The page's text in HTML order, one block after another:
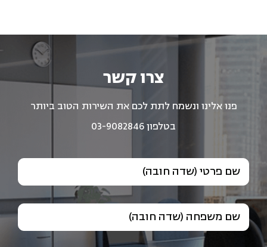
צרו קשר
פנו אלינו ונשמח לתת לכם את השירות הטוב ביותר
בטלפון 03-9082846
שם פרטי (שדה חובה)
שם משפחה (שדה חובה)